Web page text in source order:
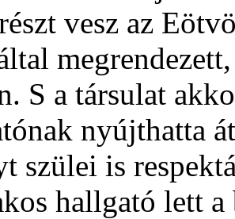
vesz az
S a társulat
nyújthatta
szülei is
hallgató lett a